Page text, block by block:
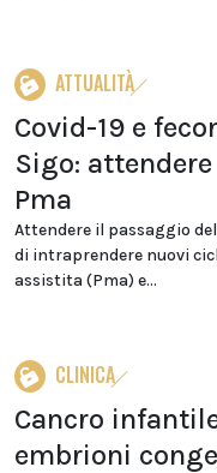
ATTUALITÀ
Covid-19 e
Sigo:
Pma
Attendere il passaggio
di intraprendere nuovi
assistita (Pma) e...
CLINICA
Cancro
embrioni